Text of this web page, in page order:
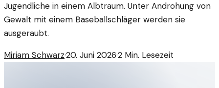
Jugendliche in einem Albtraum. Unter Androhung von
Gewalt mit einem Baseballschläger werden sie
ausgeraubt.
Miriam Schwarz·20. Juni 2026·2 Min. Lesezeit